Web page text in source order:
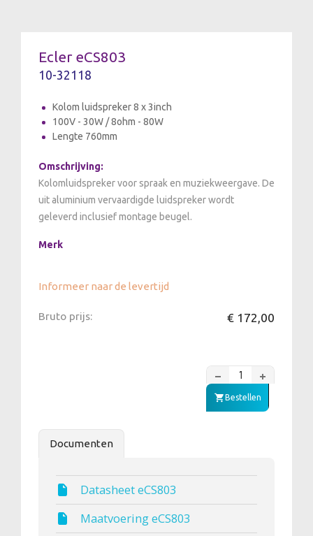
Ecler eCS803
10-32118
Kolom luidspreker 8 x 3inch
100V - 30W / 8ohm - 80W
Lengte 760mm
Omschrijving:
Kolomluidspreker voor spraak en muziekweergave. De
uit aluminium vervaardigde luidspreker wordt
geleverd inclusief montage beugel.
Merk
Informeer naar de levertijd
Bruto prijs: € 172,00
Bestellen
Documenten
Datasheet eCS803
Maatvoering eCS803